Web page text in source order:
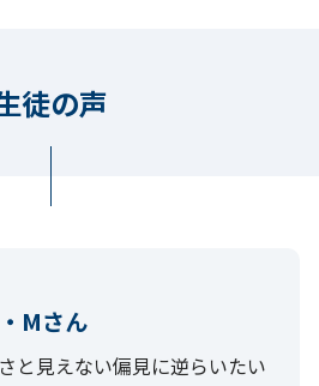
徒の声
Mさん
と見えない偏見に逆らいたい